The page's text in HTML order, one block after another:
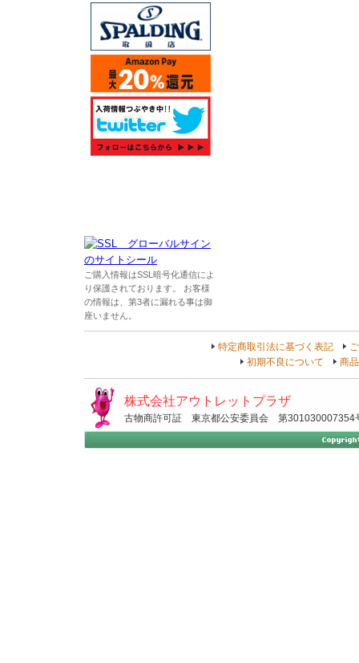
ご購入情報はSSL暗号化通信によ
り保護されております。 お客様
の情報は、第3者に漏れる事は御
座いません。
特定商取引法に基づく表記
初期不良について
商
株式会社アウトレットプラザ
古物商許可証 東京都公安委員会 第301030007354